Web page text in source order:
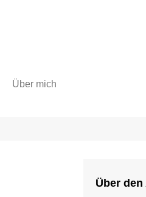
Über mich
Über